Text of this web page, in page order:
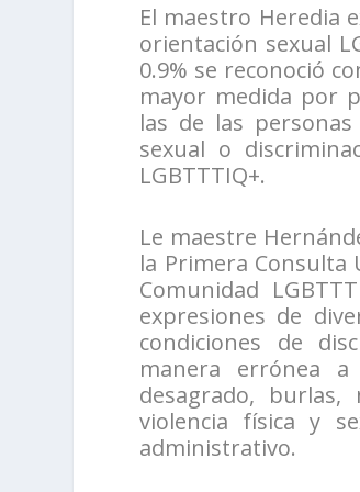
El maestro Heredia
orientación sexual
0.9% se reconoció
mayor medida por
las de las
sexual o
LGBTTTIQ+.
Le maestre
la Primera Consulta
Comunidad
expresiones de
condiciones de
manera errónea
desagrado,
violencia física y
administrativo.